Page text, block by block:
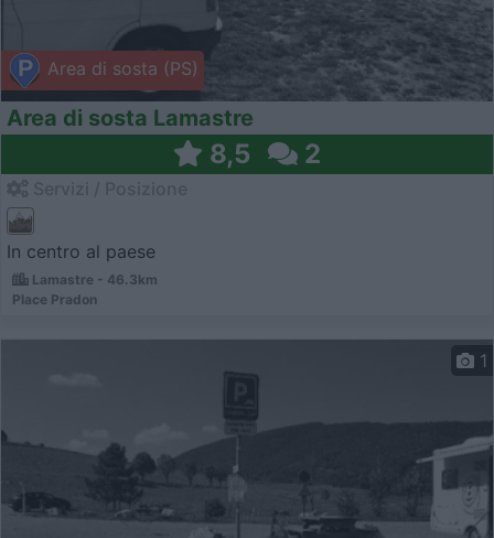
Area di sosta (PS)
Area di sosta Lamastre
8,5 2
In centro al paese
Lamastre - 46.3km
Place Pradon
1